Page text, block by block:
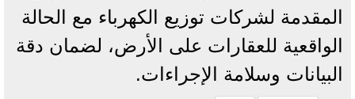
المقدمة لشركات توزيع الكهرباء مع الحالة
الواقعية للعقارات على الأرض، لضمان دقة
البيانات وسلامة الإجراءات.